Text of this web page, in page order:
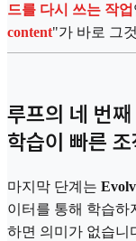
드를 다시 쓰는 작업
content"가 바로 그
루프의 네 번
학습이 빠른 조
마지막 단계는
이터를 통해 학습하
하면 의미가 없습니